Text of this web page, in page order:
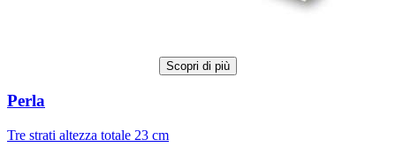
Scopri di più
Perla
Tre strati altezza totale 23 cm